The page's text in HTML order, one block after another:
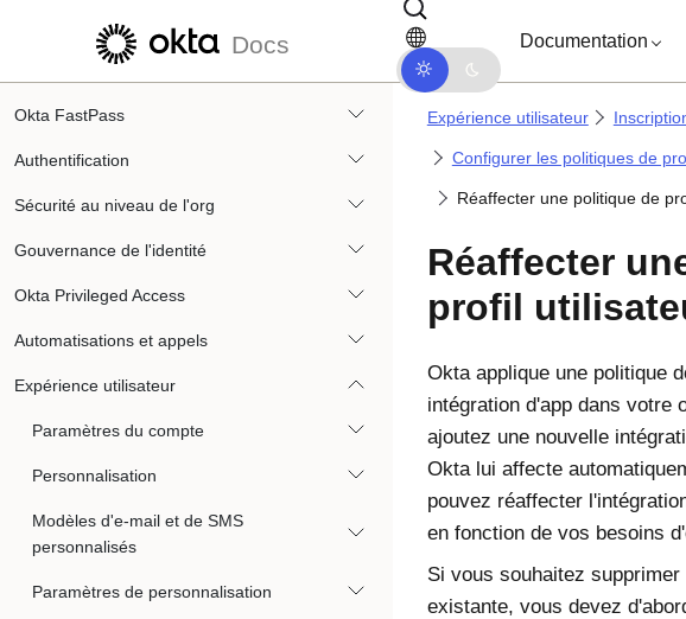
Passer au contenu principal Passer à la navigation dans les documents
Docs Documentation
Intégrations d'application
Okta FastPass
Authentification
Sécurité au niveau de l'org
Gouvernance de l'identité
Okta Privileged Access
Automatisations et appels
Expérience utilisateur
Paramètres du compte
Personnalisation
Modèles d'e-mail et de SMS
personnalisés
Paramètres de personnalisation
Expérience utilisateur
Configurer les politiques de
Réaffecter une politique de
Réaffecter
profil
Oktaapplique une politique
intégration d'app dans votre
ajoutez une nouvelle
Oktalui affecte
pouvez réaffecter
en fonction de vos besoins
Si vous souhaitez
existante, vous devez